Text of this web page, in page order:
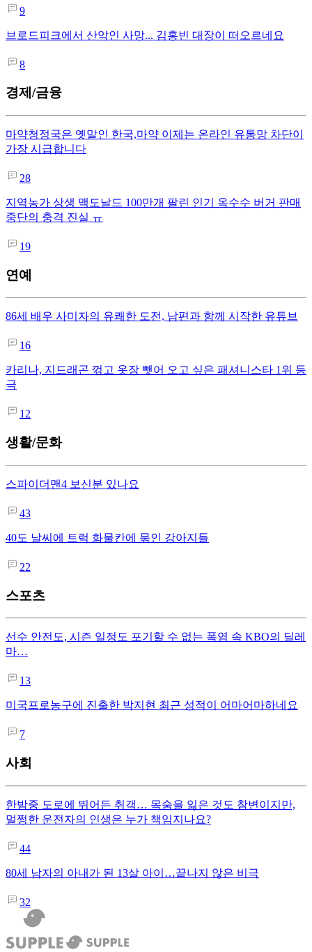
9
브로드피크에서 산악인 사망... 김홍빈 대장이 떠오르네요
8
경제/금융
마약청정국은 옛말인 한국,마약 이제는 온라인 유통망 차단이
가장 시급합니다
28
지역농가 상생 맥도날드 100만개 팔린 인기 옥수수 버거 판매
중단의 충격 진실 ㅠ
19
연예
86세 배우 사미자의 유쾌한 도전, 남편과 함께 시작한 유튜브
16
카리나, 지드래곤 꺾고 옷장 뺏어 오고 싶은 패셔니스타 1위 등
극
12
생활/문화
스파이더맨4 보신분 있나요
43
40도 날씨에 트럭 화물칸에 묶인 강아지들
22
스포츠
선수 안전도, 시즌 일정도 포기할 수 없는 폭염 속 KBO의 딜레
마…
13
미국프로농구에 진출한 박지현 최근 성적이 어마어마하네요
7
사회
한밤중 도로에 뛰어든 취객… 목숨을 잃은 것도 참변이지만,
멀쩡한 운전자의 인생은 누가 책임지나요?
44
80세 남자의 아내가 된 13살 아이…끝나지 않은 비극
32